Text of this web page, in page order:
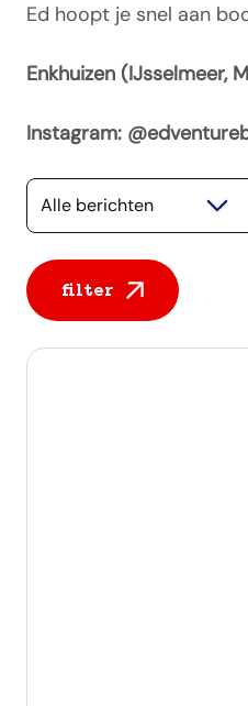
Ed hoopt je snel aan
Enkhuizen (IJsselmeer,
Instagram:
Selecteer een categorie
filter